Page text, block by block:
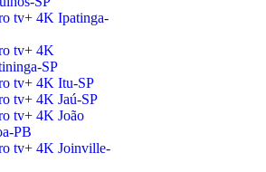
tv+ 4K Ipatinga-
tv+ 4K
SP
tv+ 4K Itu-SP
tv+ 4K Jaú-SP
tv+ 4K João
PB
tv+ 4K Joinville-